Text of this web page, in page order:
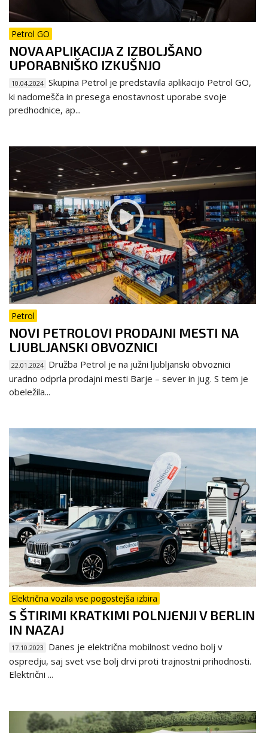
Petrol GO
NOVA APLIKACIJA Z IZBOLJŠANO
UPORABNIŠKO IZKUŠNJO
10.04.2024 Skupina Petrol je predstavila aplikacijo Petrol GO,
ki nadomešča in presega enostavnost uporabe svoje
predhodnice, ap...
Petrol
NOVI PETROLOVI PRODAJNI MESTI NA
LJUBLJANSKI OBVOZNICI
22.01.2024 Družba Petrol je na južni ljubljanski obvoznici
uradno odprla prodajni mesti Barje – sever in jug. S tem je
obeležila...
Električna vozila vse pogostejša izbira
S ŠTIRIMI KRATKIMI POLNJENJI V BERLIN
IN NAZAJ
17.10.2023
Danes je električna mobilnost vedno bolj v
ospredju, saj svet vse bolj drvi proti trajnostni prihodnosti.
Električni ...